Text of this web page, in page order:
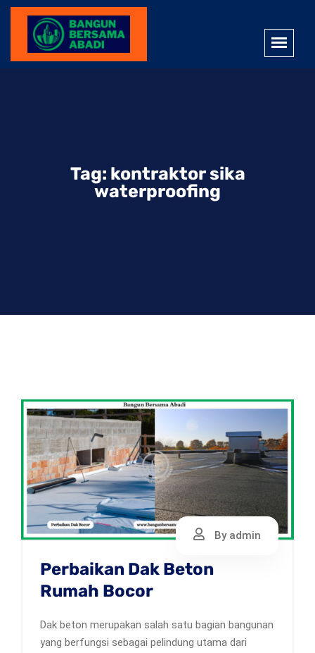
Tag: kontraktor sika
waterproofing
By admin
Perbaikan Dak Beton
Rumah Bocor
Dak beton merupakan salah satu bagian bangunan
yang berfungsi sebagai pelindung utama dari